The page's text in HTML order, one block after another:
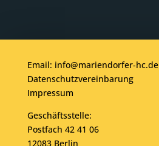
Email: info@mariendorfer-hc.de
Datenschutzvereinbarung
Impressum
Geschäftsstelle:
Postfach 42 41 06
12083 Berlin